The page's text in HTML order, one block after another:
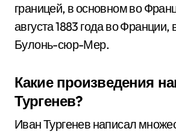
границей, в основном во
августа 1883 года во Франции,
Булонь-сюр-Мер.
Какие произведения
Тургенев?
Иван Тургенев написал